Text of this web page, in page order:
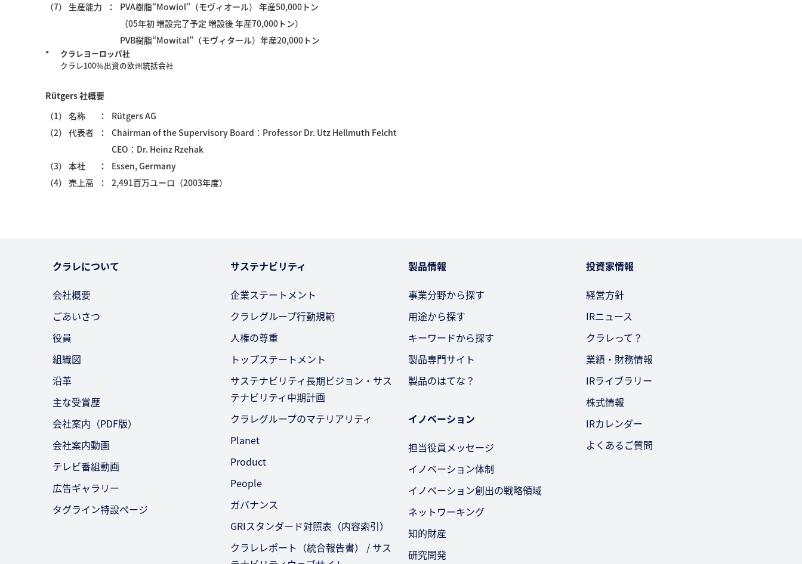
（7） 生産能力
PVA樹脂“Mowiol”（モヴィオール） 年産50,000トン
（05年初 増設完了予定 増設後 年産70,000トン）
PVB樹脂“Mowital”（モヴィタール）年産20,000トン
*
クラレヨーロッパ社
クラレ100％出資の欧州統括会社
Rütgers 社概要
（1） 名称
Rütgers AG
（2） 代表者
Chairman of the Supervisory Board：Professor Dr. Utz Hellmuth Felcht
CEO：Dr. Heinz Rzehak
（3） 本社
Essen, Germany
（4） 売上高
2,491百万ユーロ（2003年度）
クラレについて
会社概要
ごあいさつ
役員
組織図
沿革
主な受賞歴
会社案内（PDF版）
会社案内動画
テレビ番組動画
広告ギャラリー
タグライン特設ページ
サステナビリティ
企業ステートメント
クラレグループ行動規範
人権の尊重
トップステートメント
サステナビリティ長期ビジョン・サス
テナビリティ中期計画
クラレグループのマテリアリティ
Planet
Product
People
ガバナンス
GRIスタンダード対照表（内容索引）
クラレレポート（統合報告書） / サス
製品情報
事業分野から探す
用途から探す
キーワードから探す
製品専門サイト
製品のはてな？
イノベーション
担当役員メッセージ
イノベーション体制
イノベーション創出の戦略領域
ネットワーキング
知的財産
研究開発
投資家情報
経営方針
IRニュース
クラレって？
業績・財務情報
IRライブラリー
株式情報
IRカレンダー
よくあるご質問